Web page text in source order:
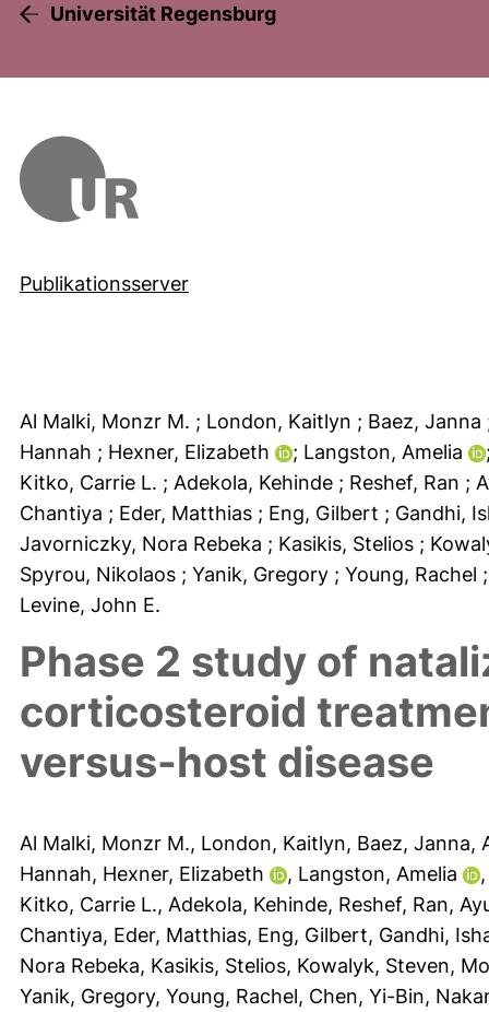
Universität Regensburg
Publikationsserver
Al Malki, Monzr M. ; London, Kaitlyn ; Baez, Janna
Hannah ; Hexner, Elizabeth ; Langston, Amelia
Kitko, Carrie L. ; Adekola, Kehinde ; Reshef, Ran ;
Chantiya ; Eder, Matthias ; Eng, Gilbert ; Gandhi,
Javorniczky, Nora Rebeka ; Kasikis, Stelios ;
Spyrou, Nikolaos ; Yanik, Gregory ; Young, Rachel
Levine, John E.
Phase 2 study of
corticosteroid
versus-host disease
Al Malki, Monzr M., London, Kaitlyn, Baez, Janna,
Hannah, Hexner, Elizabeth , Langston, Amelia
Kitko, Carrie L., Adekola, Kehinde, Reshef, Ran,
Chantiya, Eder, Matthias, Eng, Gilbert, Gandhi,
Nora Rebeka, Kasikis, Stelios, Kowalyk, Steven,
Yanik, Gregory, Young, Rachel, Chen, Yi-Bin,